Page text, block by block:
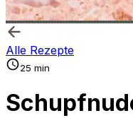
Alle Rezepte
25 min